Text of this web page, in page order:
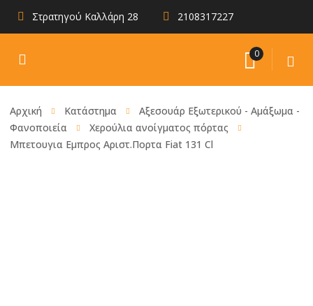
Στρατηγού Καλλάρη 28 2108317227
0
Αρχική Κατάστημα
Αξεσουάρ Εξωτερικού - Αμάξωμα -
Φανοποιεία
Χερούλια ανοίγματος πόρτας
Μπετουγια Εμπρος Αριστ.Πορτα Fiat 131 Cl